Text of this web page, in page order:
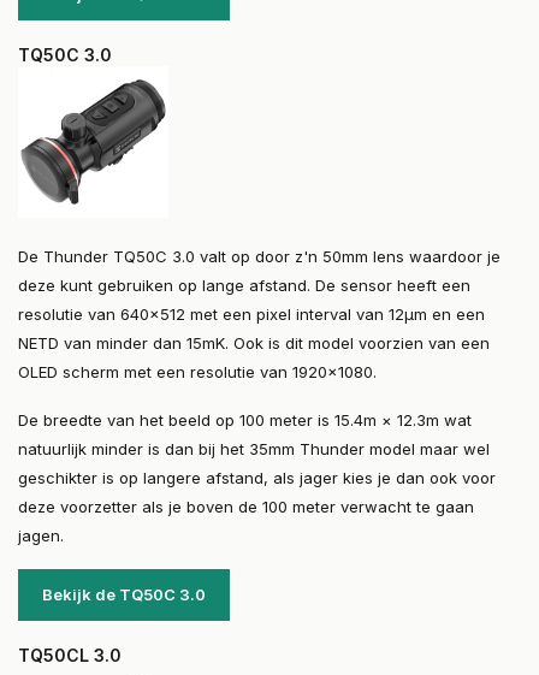
TQ50C 3.0
De Thunder TQ50C 3.0 valt op door z'n 50mm lens waardoor je
deze kunt gebruiken op lange afstand. De sensor heeft een
resolutie van 640x512 met een pixel interval van 12μm en een
NETD van minder dan 15mK. Ook is dit model voorzien van een
OLED scherm met een resolutie van 1920x1080.
De breedte van het beeld op 100 meter is 15.4m × 12.3m wat
natuurlijk minder is dan bij het 35mm Thunder model maar wel
geschikter is op langere afstand, als jager kies je dan ook voor
deze voorzetter als je boven de 100 meter verwacht te gaan
jagen.
Bekijk de TQ50C 3.0
TQ50CL 3.0